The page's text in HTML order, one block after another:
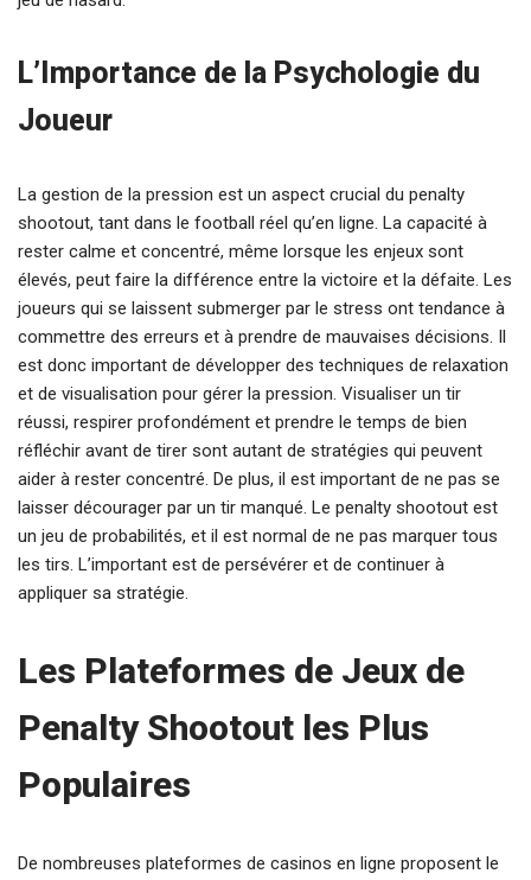
L’Importance de la Psychologie du
Joueur
La gestion de la pression est un aspect crucial du penalty
shootout, tant dans le football réel qu’en ligne. La capacité à
rester calme et concentré, même lorsque les enjeux sont
élevés, peut faire la différence entre la victoire et la défaite. Les
joueurs qui se laissent submerger par le stress ont tendance à
commettre des erreurs et à prendre de mauvaises décisions. Il
est donc important de développer des techniques de relaxation
et de visualisation pour gérer la pression. Visualiser un tir
réussi, respirer profondément et prendre le temps de bien
réfléchir avant de tirer sont autant de stratégies qui peuvent
aider à rester concentré. De plus, il est important de ne pas se
laisser décourager par un tir manqué. Le penalty shootout est
un jeu de probabilités, et il est normal de ne pas marquer tous
les tirs. L’important est de persévérer et de continuer à
appliquer sa stratégie.
Les Plateformes de Jeux de
Penalty Shootout les Plus
Populaires
De nombreuses plateformes de casinos en ligne proposent le